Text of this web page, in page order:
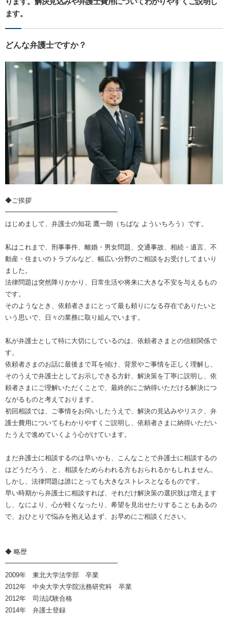
ます。
どんな弁護士ですか？
◆ご挨拶
━━━━━━━━━━━━━━━━━
はじめまして、弁護士の知花 鷹一朗（ちばな よういちろう）です。
私はこれまで、刑事事件、離婚・男女問題、交通事故、相続・遺言、不
動産・住まいのトラブルなど、幅広い分野のご相談をお受けしてまいり
ました。
法律問題は突然降りかかり、日常生活や将来に大きな不安を与えるもの
です。
そのようなとき、依頼者さまにとって最も頼りになる存在でありたいと
いう思いで、日々の業務に取り組んでいます。
私が弁護士として特に大切にしているのは、依頼者さまとの信頼関係で
す。
依頼者さまのお話に最後まで耳を傾け、背景やご事情を正しく理解し、
そのうえで弁護士としてお示しできる方針、解決策を丁寧に説明し、依
頼者さまにご理解いただくことで、最終的にご納得いただける解決につ
ながるものと考えております。
初回相談では、ご事情をお伺いしたうえで、解決の見込みやリスク、弁
護士費用についてもわかりやすくご説明し、依頼者さまに納得いただい
たうえで進めていくよう心がけています。
まだ弁護士に相談するのは早いかも、こんなことで弁護士に相談するの
はどうだろう、と、相談をためらわれる方もおられるかもしれません。
しかし、法律問題は誰にとっても大きなストレスとなるものです。
早い時期から弁護士に相談すれば、それだけ解決策の選択肢は増えます
し、なにより、心が軽くなったり、希望を見出せたりすることもあるの
で、おひとりで悩みを抱え込まず、お早めにご相談ください。
◆ 略歴
━━━━━━━━━━━━━━━━━
2009年 東北大学法学部 卒業
2012年 中央大学大学院法務研究科 卒業
2012年 司法試験合格
2014年 弁護士登録